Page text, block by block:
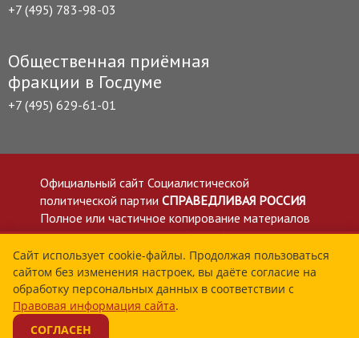
+7 (495) 783-98-03
Общественная приёмная
фракции в Госдуме
+7 (495) 629-61-01
Официальный сайт Социалистической
политической партии СПРАВЕДЛИВАЯ РОССИЯ
Полное или частичное копирование материалов
приветствуется со ссылкой на сайт spravedlivo.ru
Политика в отношении обработки персональных
данных
Все материалы сайта spravedlivo.ru доступны по
лицензии Creative Commons Attribution 4.0 International
Сайт использует cookie-файлы. Продолжая пользоваться
сайтом без изменения настроек, вы даёте согласие на
обработку персональных данных в соответствии с
Правовая информация сайта.
СОГЛАСЕН